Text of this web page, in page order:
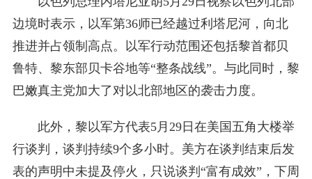
边境时表示，以军第36师已经越过利塔尼河，向北
推进并占领制高点。以军行动范围还包括黎首都贝
鲁特、黎东部贝卡谷地等“整条战线”。与此同时，黎
巴嫩真主党加大了对以北部地区的袭击力度。
此外，黎以军方代表5月29日在美国五角大楼举
行谈判，谈判持续9个多小时。美方在谈判结束后发
表的声明中未提及停火，只说谈判“富有成效”，下周